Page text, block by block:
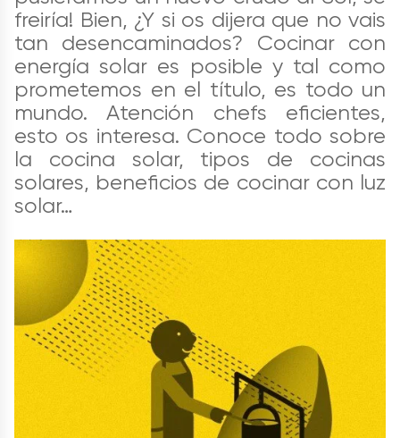
freiría! Bien, ¿Y si os dijera que no vais
tan desencaminados? Cocinar con
energía solar es posible y tal como
prometemos en el título, es todo un
mundo. Atención chefs eficientes,
esto os interesa. Conoce todo sobre
la cocina solar, tipos de cocinas
solares, beneficios de cocinar con luz
solar…